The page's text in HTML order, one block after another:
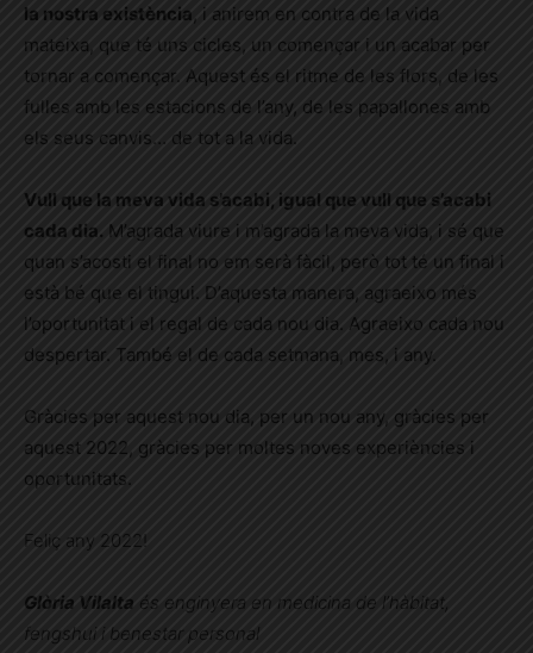
la nostra existència , i anirem en contra de la vida
mateixa, que té uns cicles, un començar i un acabar per
tornar a començar. Aquest és el ritme de les flors, de les
fulles amb les estacions de l’any, de les papallones amb
els seus canvis… de tot a la vida.
Vull que la meva vida s’acabi, igual que vull que s’acabi
cada dia. M’agrada viure i m’agrada la meva vida, i sé que
quan s’acosti el final no em serà fàcil, però tot té un final i
està bé que el tingui. D’aquesta manera, agraeixo més
l’oportunitat i el regal de cada nou dia. Agraeixo cada nou
despertar. També el de cada setmana, mes, i any.
Gràcies per aquest nou dia, per un nou any, gràcies per
aquest 2022, gràcies per moltes noves experiències i
oportunitats.
Feliç any 2022!
Glòria Vilalta és enginyera en medicina de l’hàbitat,
fengshui i benestar personal